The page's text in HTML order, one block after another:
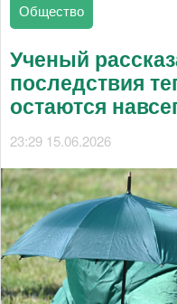
Общество
Ученый
последствия
остаются
23:29 15.06.2026